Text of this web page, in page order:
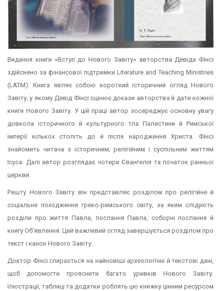
Видання книги «Вступ до Нового Завіту» авторства Девіда Фінсі
здійснено за фінансової підтримки Literature and Teaching Ministries
(LATM). Книга являє собою короткий історичний огляд Нового
Завіту, у якому Девід Фінсі оцінює докази авторства й дати кожної
книги Нового Завіту. У цій праці автор зосереджує основну увагу
довкола історичного й культурного тла Палестини й Римської
імперії кількох століть до й після народження Христа. Фінсі
знайомить читача з історичним, релігійним і суспільним життям
Ісуса. Далі автор розглядає чотири Євангелія та початок ранньої
церкви.
Решту Нового Завіту він представляє розділом про релігійне й
соціальне походження греко-римського світу, за яким слідують
розділи про життя Павла, послання Павла, соборні послання й
книгу Об’явлення. Цей важливий огляд завершується розділом про
текст і канон Нового Завіту.
Доктор Фінсі спирається на найновіші археологічні й текстові дані,
щоб допомогти прояснити багато уривків Нового Завіту.
Ілюстрації, таблиці та додатки роблять цю книжку цінним ресурсом